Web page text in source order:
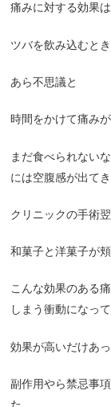
痛みに対する効果
ツバを飲み込むと
あら不思議と
時間をかけて痛み
まだ食べられない
には空腹感が出てき
クリニックの手術
和菓子と洋菓子が
こんな効果のある
しまう衝動になっ
効果が高いだけあっ
副作用やら禁忌事